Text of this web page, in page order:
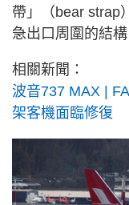
帶」（bear strap
急出口周圍的結構
相關新聞：
波音737 MAX |
架客機面臨修復